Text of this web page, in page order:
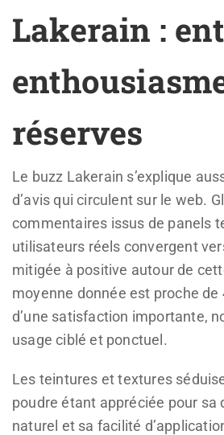
Lakerain :
réserves
Le buzz Lakerain s’explique
d’avis qui circulent sur le web.
commentaires issus de panels
utilisateurs réels convergent
mitigée à positive autour de
moyenne donnée est proche
d’une satisfaction importante,
usage ciblé et ponctuel.
Les teintures et textures
poudre étant appréciée pour sa
naturel et sa facilité